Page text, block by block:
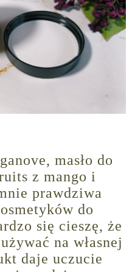
masło do
z mango i
prawdziwa
do
się cieszę, że
na własnej
daje uczucie